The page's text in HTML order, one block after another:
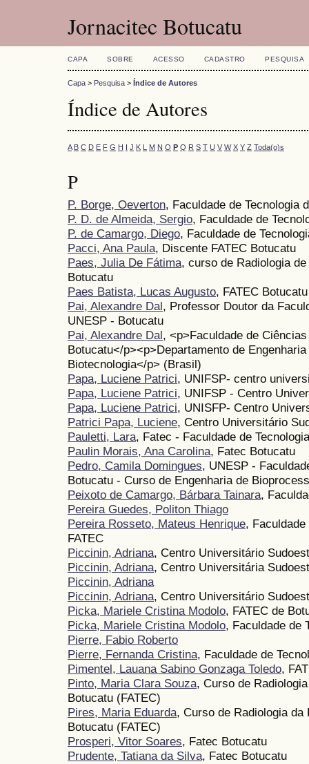
Jornacitec Botucatu
CAPA SOBRE ACESSO CADASTRO PESQUISA
Capa > Pesquisa > Índice de Autores
Índice de Autores
A B C D E F G H I J K L M N O P Q R S T U V W X Y Z Toda(o)s
P
P. Borge, Oeverton, Faculdade de Tecnologia
P. D. de Almeida, Sergio, Faculdade de
P. de Camargo, Diego, Faculdade de
Pacci, Ana Paula, Discente FATEC Botucatu
Paes, Julia De Fátima, curso de Radiologia
Botucatu
Paes Batista, Lucas Augusto, FATEC Botucatu
Pai, Alexandre Dal, Professor Doutor da
UNESP - Botucatu
Pai, Alexandre Dal, <p>Faculdade de
Botucatu</p><p>Departamento de
Biotecnologia</p> (Brasil)
Papa, Luciene Patrici, UNIFSP- centro
Papa, Luciene Patrici, UNIFSP - Centro
Papa, Luciene Patrici, UNISFP- Centro
Patrici Papa, Luciene, Centro Universitário
Pauletti, Lara, Fatec - Faculdade de
Paulin Morais, Ana Carolina, Fatec Botucatu
Pedro, Camila Domingues, UNESP -
Botucatu - Curso de Engenharia de
Peixoto de Camargo, Bárbara Tainara,
Pereira Guedes, Politon Thiago
Pereira Rosseto, Mateus Henrique,
FATEC
Piccinin, Adriana, Centro Universitário
Piccinin, Adriana, Centro Universitária
Piccinin, Adriana
Piccinin, Adriana, Centro Universitário
Picka, Mariele Cristina Modolo, FATEC de
Picka, Mariele Cristina Modolo, Faculdade de
Pierre, Fabio Roberto
Pierre, Fernanda Cristina, Faculdade de
Pimentel, Lauana Sabino Gonzaga Toledo,
Pinto, Maria Clara Souza, Curso de
Botucatu (FATEC)
Pires, Maria Eduarda, Curso de Radiologia da
Botucatu (FATEC)
Prosperi, Vitor Soares, Fatec Botucatu
Prudente, Tatiana da Silva, Fatec Botucatu